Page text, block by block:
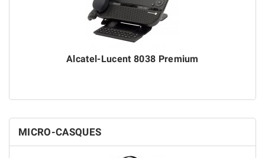
Alcatel-Lucent 8038 Premium
MICRO-CASQUES